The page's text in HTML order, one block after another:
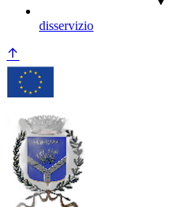
disservizio